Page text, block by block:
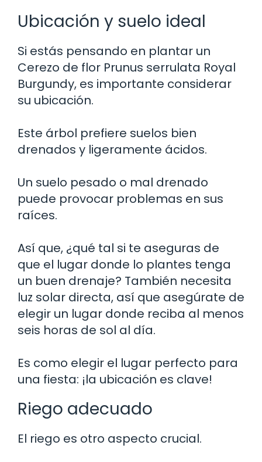
Ubicación y suelo ideal
Si estás pensando en plantar un
Cerezo de flor Prunus serrulata Royal
Burgundy, es importante considerar
su ubicación.
Este árbol prefiere suelos bien
drenados y ligeramente ácidos.
Un suelo pesado o mal drenado
puede provocar problemas en sus
raíces.
Así que, ¿qué tal si te aseguras de
que el lugar donde lo plantes tenga
un buen drenaje? También necesita
luz solar directa, así que asegúrate de
elegir un lugar donde reciba al menos
seis horas de sol al día.
Es como elegir el lugar perfecto para
una fiesta: ¡la ubicación es clave!
Riego adecuado
El riego es otro aspecto crucial.